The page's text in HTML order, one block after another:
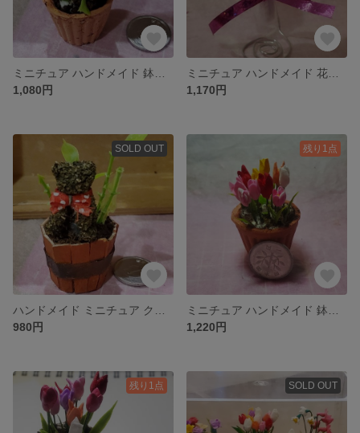
1,080円
1,170円
SOLD OUT
980円
残り1点
1,220円
残り1点 SOLD OUT